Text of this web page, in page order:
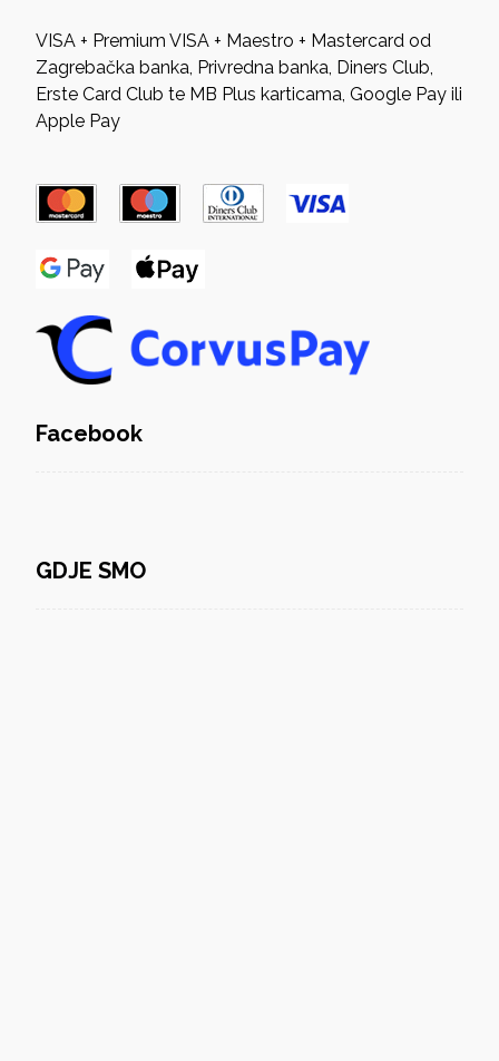
VISA + Premium VISA + Maestro + Mastercard od
Zagrebačka banka, Privredna banka, Diners Club,
Erste Card Club te MB Plus karticama, Google Pay ili
Apple Pay
Facebook
GDJE SMO